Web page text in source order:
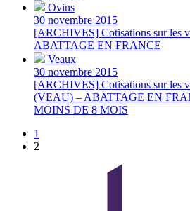
Ovins
30 novembre 2015
[ARCHIVES] Cotisations sur les
ABATTAGE EN FRANCE
Veaux
30 novembre 2015
[ARCHIVES] Cotisations sur les
(VEAU) – ABATTAGE EN
MOINS DE 8 MOIS
1
2